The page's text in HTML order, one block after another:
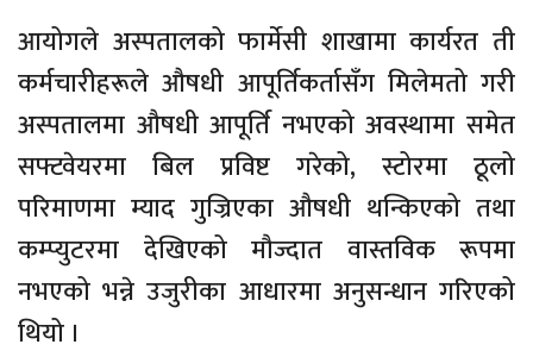
आयोगले अस्पतालको फार्मेसी शाखामा कार्यरत ती
कर्मचारीहरूले औषधी आपूर्तिकर्तासँग मिलेमतो गरी
अस्पतालमा औषधी आपूर्ति नभएको अवस्थामा समेत
सफ्टवेयरमा बिल प्रविष्ट गरेको, स्टोरमा ठूलो
परिमाणमा म्याद गुज्रिएका औषधी थन्किएको तथा
कम्प्युटरमा देखिएको मौज्दात वास्तविक रूपमा
नभएको भन्ने उजुरीका आधारमा अनुसन्धान गरिएको
थियो ।